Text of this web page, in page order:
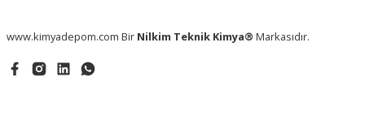
www.kimyadepom.com Bir Nilkim Teknik Kimya® Markasıdır.